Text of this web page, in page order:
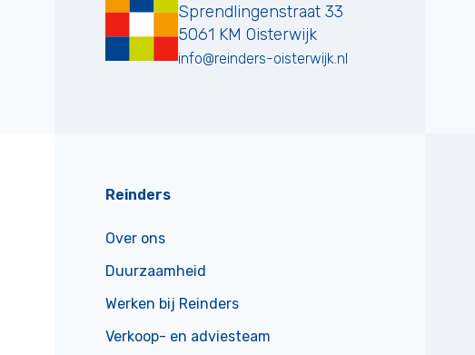
Sprendlingenstraat 33
5061 KM Oisterwijk
info@reinders-oisterwijk.nl
Reinders
Over ons
Duurzaamheid
Werken bij Reinders
Verkoop- en adviesteam